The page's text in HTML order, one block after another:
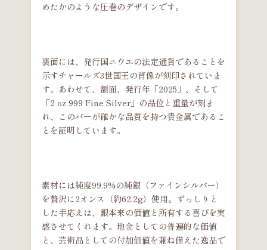
めたかのような圧巻のデザインです。
裏面には、発行国ニウエの法定通貨であることを
示すチャールズ3世国王の肖像が刻印されていま
す。あわせて、額面、発行年「2025」、そして
「2 oz 999 Fine Silver」の品位と重量が刻ま
れ、このバーが確かな品質を持つ貴金属であるこ
とを証明しています。
素材には純度99.9%の純銀（ファインシルバー）
を贅沢に2オンス（約62.2g）使用。ずっしりと
した手応えは、銀本来の価値と所有する喜びを実
感させてくれます。地金としての普遍的な価値
と、芸術品としての付加価値を兼ね備えた逸品で